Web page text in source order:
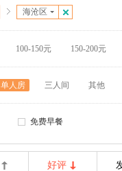
海沧区
100-150元 150-200元
单人房 三人间 其他
免费早餐
好评